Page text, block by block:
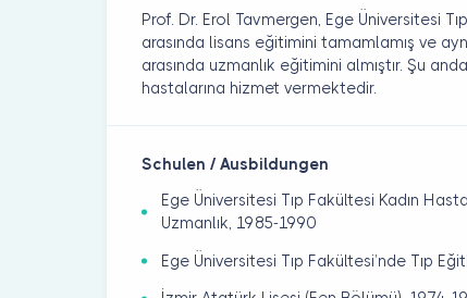
Prof. Dr. Erol Tavmergen, Ege Üniversitesi
arasında lisans eğitimini tamamlamış ve
arasında uzmanlık eğitimini almıştır. Şu
hastalarına hizmet vermektedir.
Schulen / Ausbildungen
Ege Üniversitesi Tıp Fakültesi Kadın
Uzmanlık, 1985-1990
Ege Üniversitesi Tıp Fakültesi’nde Tıp